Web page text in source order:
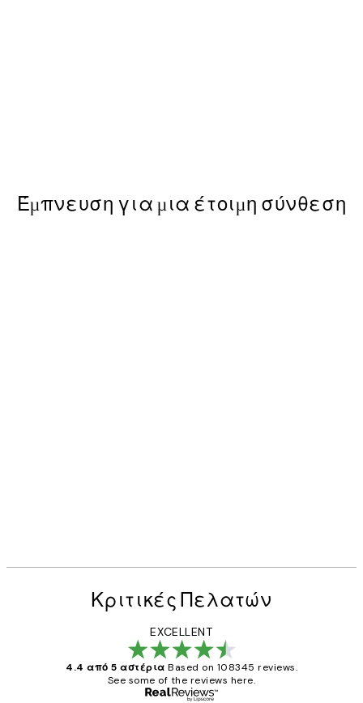
Έμπνευση για μια έτοιμη σύνθεση
Κριτικές Πελατών
EXCELLENT
4.4 από 5 αστέρια Based on 108345 reviews.
See some of the reviews here.